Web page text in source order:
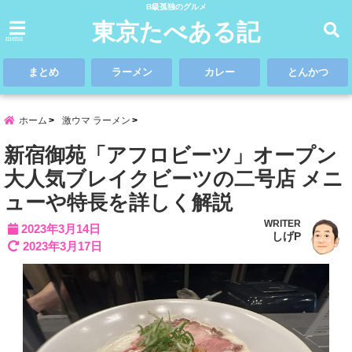
B級孤独のグルメ
menu 東京たべある記
まとめ ラーメン カレー とんかつ
ホーム 激ウマ ラーメン
新宿御苑「アフロビーツ」オープン
大人気ブレイクビーツの二号店 メニ
ューや特長を詳しく解説
2023年3月14日
2023年3月17日
WRITER
しげP